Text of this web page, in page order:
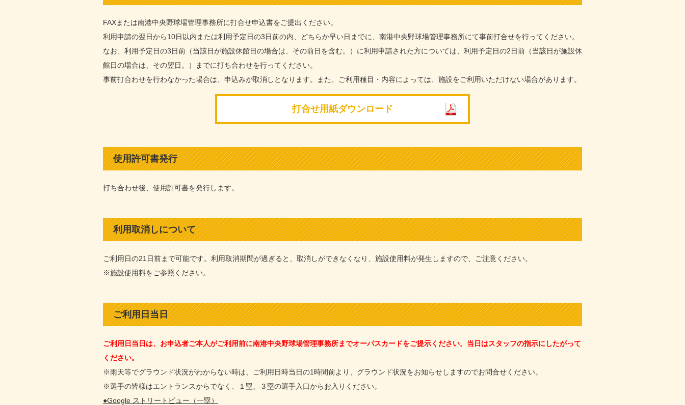
FAXまたは南港中央野球場管理事務所に打合せ申込書をご提出ください。
利用申請の翌日から10日以内または利用予定日の3日前の内、どちらか早い日までに、南港中央野球場管理事務所にて事前打合せを行ってください。
なお、利用予定日の3日前（当該日が施設休館日の場合は、その前日を含む。）に利用申請された方については、利用予定日の2日前（当該日が施設休
館日の場合は、その翌日。）までに打ち合わせを行ってください。
事前打合わせを行わなかった場合は、申込みが取消しとなります。また、ご利用種目・内容によっては、施設をご利用いただけない場合があります。
打合せ用紙ダウンロード
使用許可書発行
打ち合わせ後、使用許可書を発行します。
利用取消しについて
ご利用日の21日前まで可能です。利用取消期間が過ぎると、取消しができなくなり、施設使用料が発生しますので、ご注意ください。
※施設使用料をご参照ください。
ご利用日当日
ご利用日当日は、お申込者ご本人がご利用前に南港中央野球場管理事務所までオーパスカードをご提示ください。当日はスタッフの指示にしたがって
ください。
※雨天等でグラウンド状況がわからない時は、ご利用日時当日の1時間前より、グラウンド状況をお知らせしますのでお問合せください。
※選手の皆様はエントランスからでなく、１塁、３塁の選手入口からお入りください。
●Google ストリートビュー（一塁）